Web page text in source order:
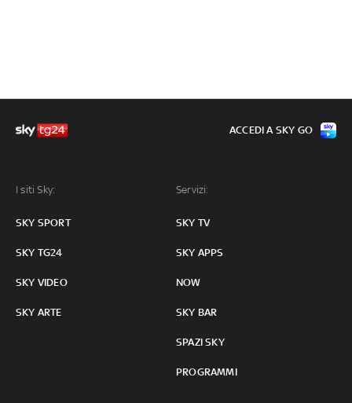
I siti Sky:
SKY SPORT
SKY TG24
SKY VIDEO
SKY ARTE
Servizi:
SKY TV
SKY APPS
NOW
SKY BAR
SPAZI SKY
PROGRAMMI
ACCEDI A SKY GO